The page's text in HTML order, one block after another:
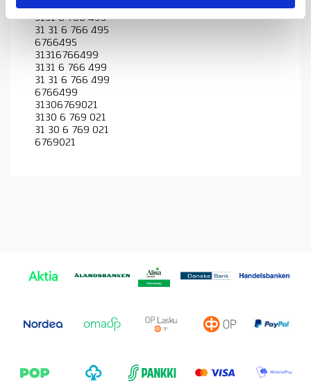
31316766495
3131 6 766 495
31 31 6 766 495
6766495
31316766499
3131 6 766 499
31 31 6 766 499
6766499
31306769021
3130 6 769 021
31 30 6 769 021
6769021